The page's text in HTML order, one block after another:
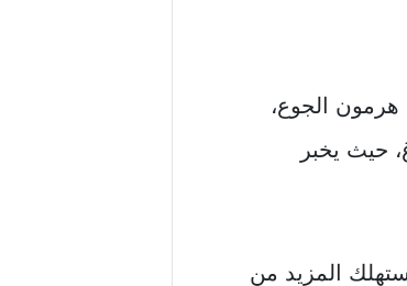
هرمون الجوع،
حيث يخبر
المزيد من